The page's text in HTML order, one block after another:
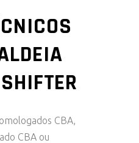
CBA,
CBA ou